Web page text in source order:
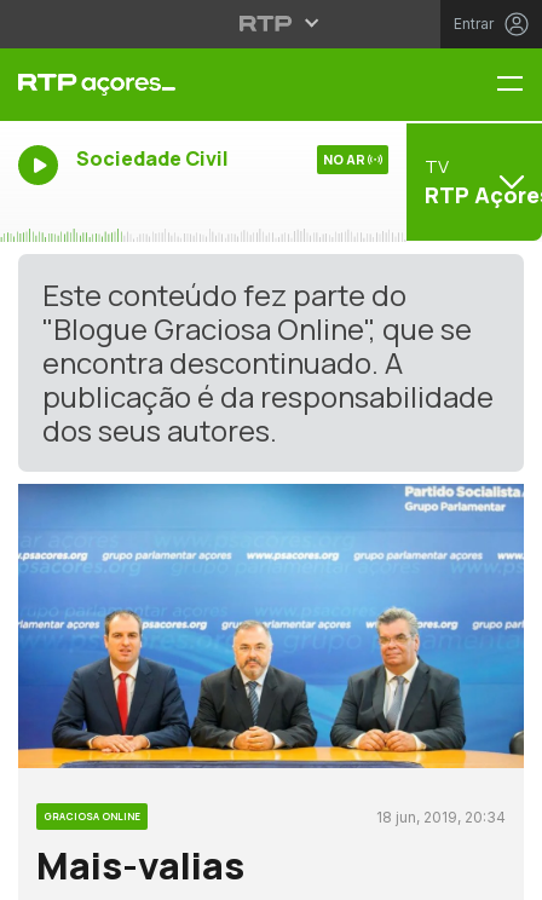
Entrar
Sociedade Civil NO AR TV
RTP
Este conteúdo fez parte do
"Blogue Graciosa Online", que se
encontra descontinuado. A
publicação é da responsabilidade
dos seus autores.
GRACIOSA ONLINE 18 jun, 2019, 20:34
Mais-valias